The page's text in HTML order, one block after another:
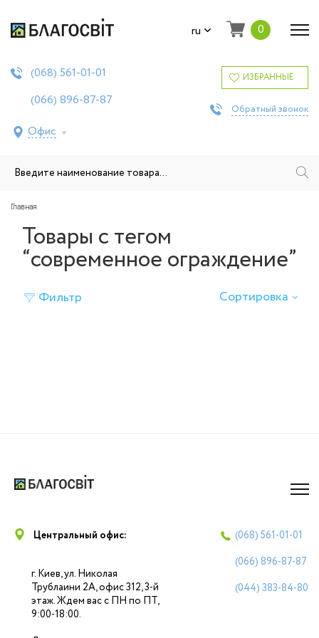
ru 0
(068) 561-01-01
(066) 896-87-87
Офис
ИЗБРАННЫЕ
Обратный звонок
Главная
Товары с тегом
“современное ограждение”
Фильтр Сортировка
Центральный офис:
г. Киев, ул. Николая
Трублаини 2А, офис 312, 3-й
этаж. Ждем вас с ПН по ПТ,
9:00-18:00.
(068) 561-01-01
(066) 896-87-87
(044) 383-84-80